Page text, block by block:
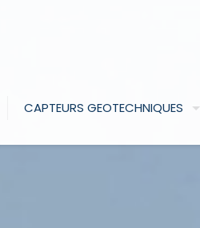
CAPTEURS GEOTECHNIQUES